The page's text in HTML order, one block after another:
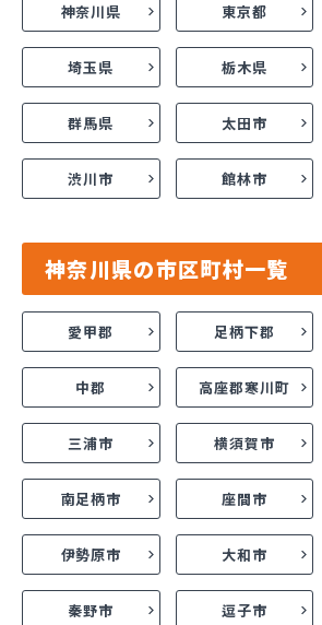
神奈川県 東京都
埼玉県 栃木県
群馬県 太田市
渋川市 館林市
神奈川県の市区町村一覧
愛甲郡 足柄下郡
中郡 高座郡寒川町
三浦市 横須賀市
南足柄市 座間市
伊勢原市 大和市
秦野市 逗子市